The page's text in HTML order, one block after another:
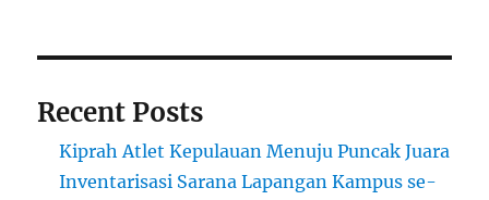
Recent Posts
Kiprah Atlet Kepulauan Menuju Puncak Juara
Inventarisasi Sarana Lapangan Kampus se-